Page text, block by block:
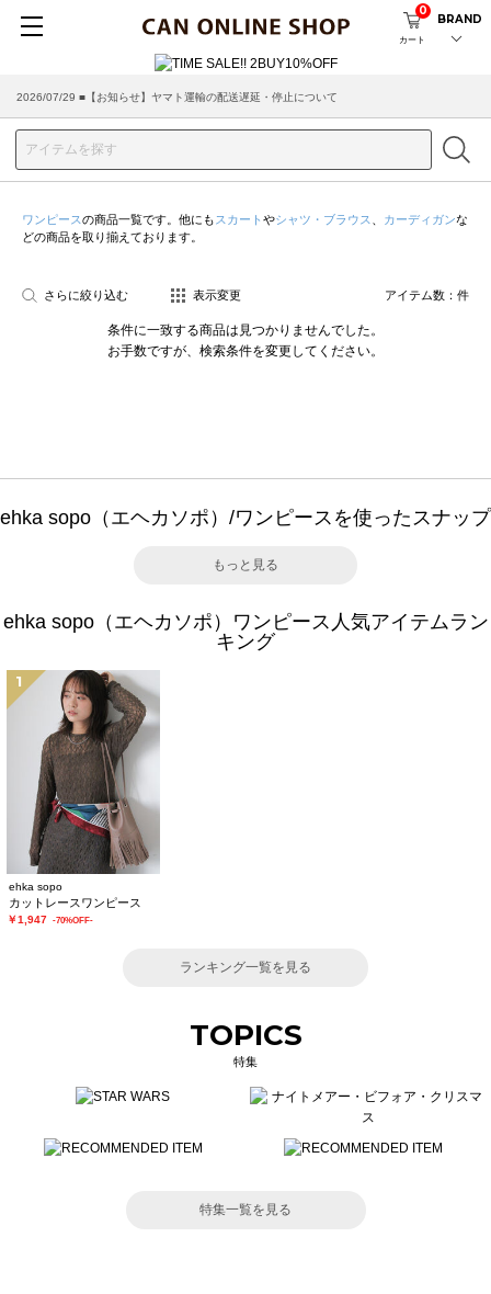
カート
0
BRAND
2026/07/29 ■【お知らせ】ヤマト運輸の配送遅延・停止について
2026/03/18 ■店舗受け取りサービスのご案内
ワンピースの商品一覧です。他にも スカート やシャツ・ブラウス カーディガンな
どの商品を取り揃えております。
さらに絞り込む 表示変更 アイテム数： 件
条件に一致する商品は見つかりませんでした。
お手数ですが、検索条件を変更してください。
ehka sopo（エヘカソポ）/ワンピースを使ったスナップ
もっと見る
ehka sopo（エヘカソポ）ワンピース人気アイテムラン
キング
1
ehka sopo
カットレースワンピース
￥1,947 -70%OFF-
ランキング一覧を見る
TOPICS
特集
特集一覧を見る